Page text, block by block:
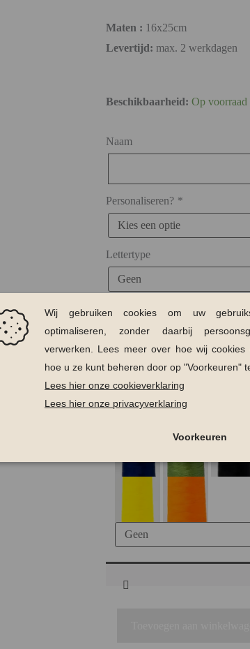
Maten : 16x25cm
Levertijd: max. 2 werkdagen
Beschikbaarheid: Op voorraad
Naam
Personaliseren? *
Lettertype
Kleur naam